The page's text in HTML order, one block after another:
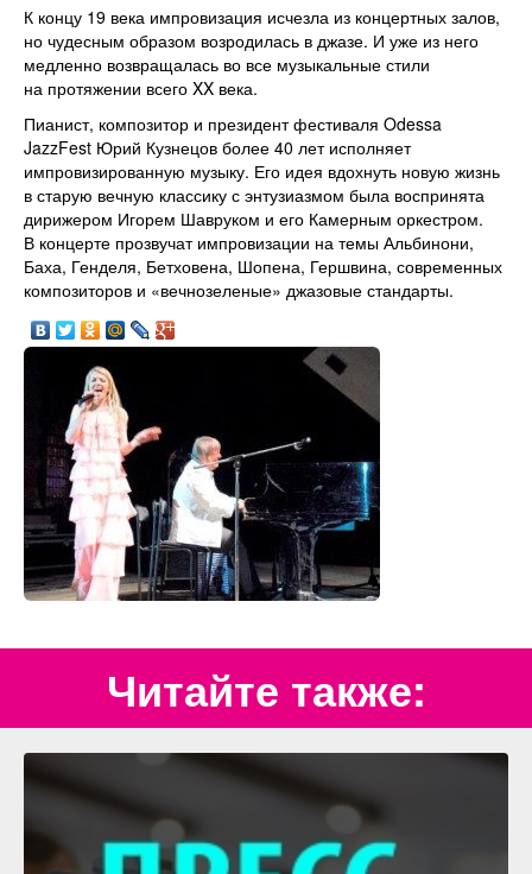
К концу 19 века импровизация исчезла из концертных залов,
но чудесным образом возродилась в джазе. И уже из него
медленно возвращалась во все музыкальные стили
на протяжении всего XX века.
Пианист, композитор и президент фестиваля Odessa
JazzFest Юрий Кузнецов более 40 лет исполняет
импровизированную музыку. Его идея вдохнуть новую жизнь
в старую вечную классику с энтузиазмом была воспринята
дирижером Игорем Шавруком и его Камерным оркестром.
В концерте прозвучат импровизации на темы Альбинони,
Баха, Генделя, Бетховена, Шопена, Гершвина, современных
композиторов и «вечнозеленые» джазовые стандарты.
Читайте также: